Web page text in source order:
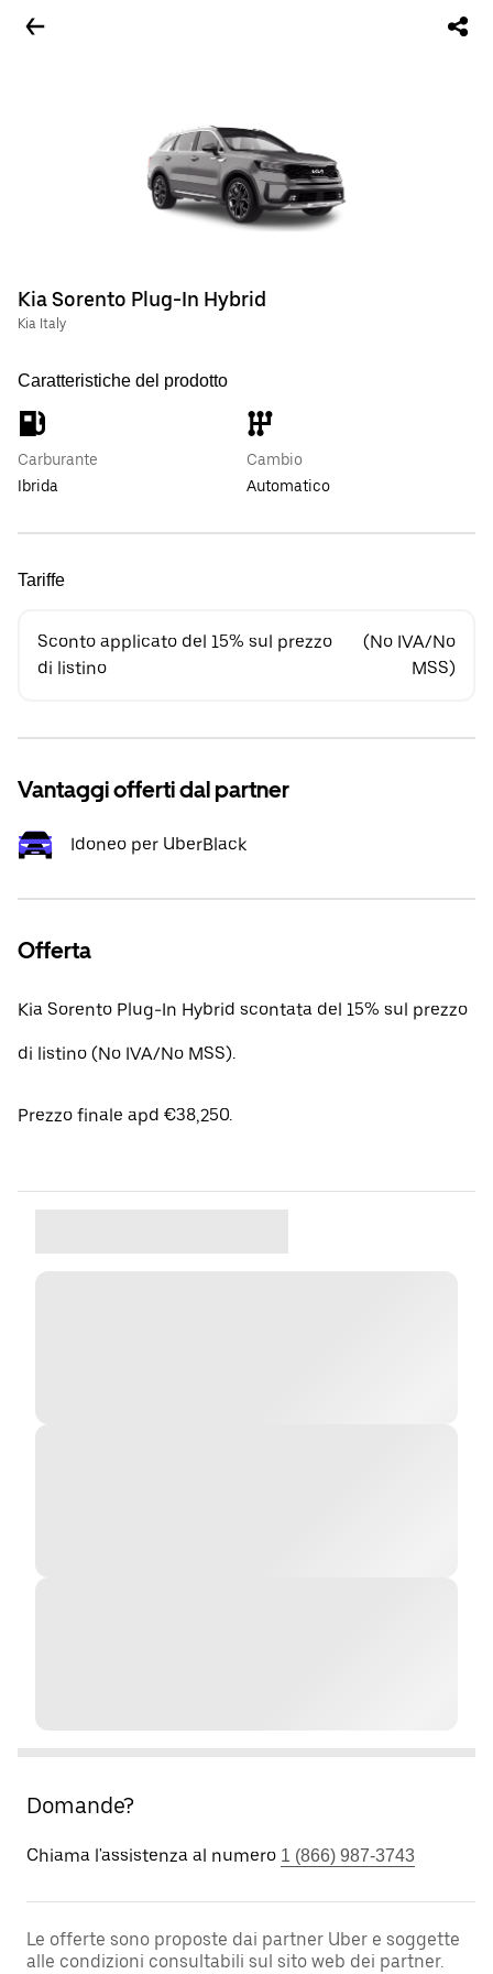
Kia Sorento Plug-In Hybrid
Kia Italy
Caratteristiche del prodotto
Carburante
Ibrida
Cambio
Automatico
Tariffe
Sconto applicato del 15% sul prezzo
di listino
(No IVA/No
MSS)
Vantaggi offerti dal partner
Idoneo per UberBlack
Offerta
Kia Sorento Plug-In Hybrid scontata del 15% sul prezzo
di listino (No IVA/No MSS).
Prezzo finale apd €38,250.
Domande?
Chiama l'assistenza al numero 1 (866) 987-3743
Le offerte sono proposte dai partner Uber e soggette
alle condizioni consultabili sul sito web dei partner.